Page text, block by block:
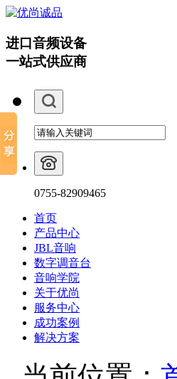
进口音频设备
一站式供应商
0755-82909465
首页
产品中心
JBL音响
数字调音台
音响学院
关于优尚
服务中心
成功案例
解决方案